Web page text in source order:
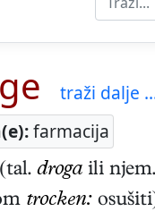
traži dalje
farmacija
(tal. droga ili njem.
trocken: